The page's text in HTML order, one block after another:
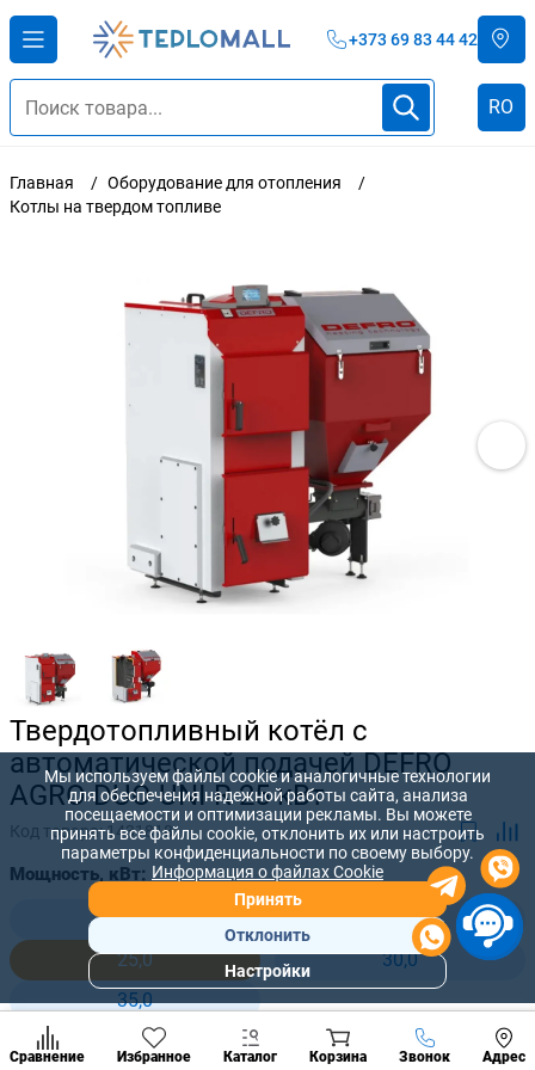
+373 69 83 44 42
RO
Главная
Оборудование для отопления
Котлы на твердом топливе
Твердотопливный котёл с
автоматической подачей DEFRO
AGRO DUO UNI R 25 кВт
Код товара:1431818
Мощность, кВт:
15,0
20,0
25,0
30,0
35,0
Сравнение Избранное Каталог Корзина Звонок Адрес
Позвонить
разделы
Мы используем файлы cookie и аналогичные технологии
для обеспечения надежной работы сайта, анализа
посещаемости и оптимизации рекламы. Вы можете
принять все файлы cookie, отклонить их или настроить
параметры конфиденциальности по своему выбору.
Информация о файлах Cookie
Принять
Отклонить
Настройки